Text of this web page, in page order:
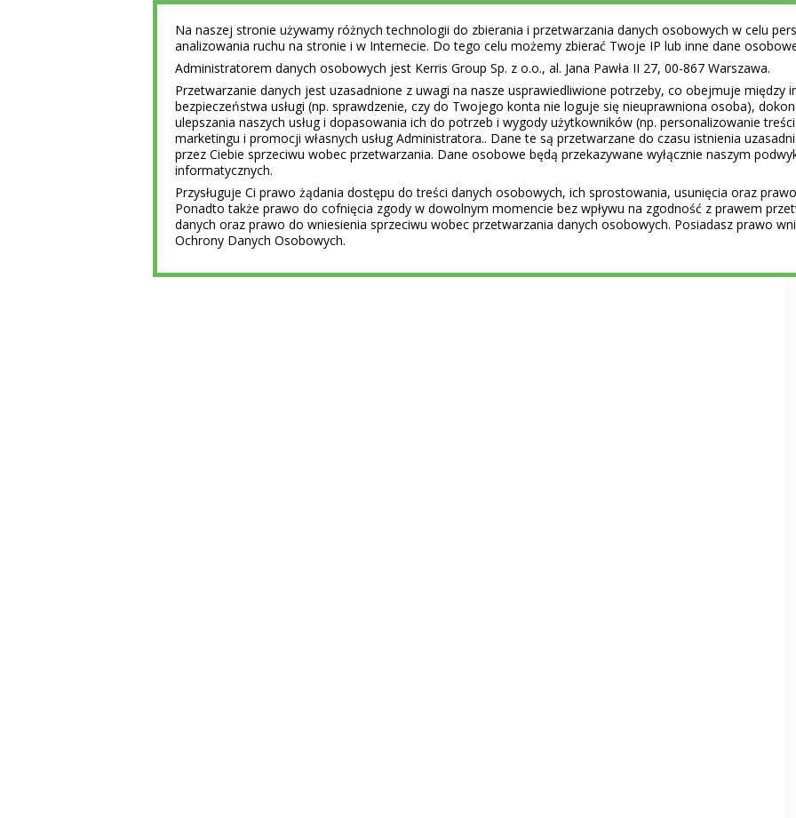
Na naszej stronie używamy różnych technologii do zbierania i przetwarzania danych osobowych w celu
analizowania ruchu na stronie i w Internecie. Do tego celu możemy zbierać Twoje IP lub inne dane
Administratorem danych osobowych jest Kerris Group Sp. z o.o., al. Jana Pawła II 27, 00-867 Warszawa.
Przetwarzanie danych jest uzasadnione z uwagi na nasze usprawiedliwione potrzeby, co obejmuje między
bezpieczeństwa usługi (np. sprawdzenie, czy do Twojego konta nie loguje się nieuprawniona osoba),
ulepszania naszych usług i dopasowania ich do potrzeb i wygody użytkowników (np. personalizowanie
marketingu i promocji własnych usług Administratora.. Dane te są przetwarzane do czasu istnienia
przez Ciebie sprzeciwu wobec przetwarzania. Dane osobowe będą przekazywane wyłącznie naszym
informatycznych.
Przysługuje Ci prawo żądania dostępu do treści danych osobowych, ich sprostowania, usunięcia oraz
Ponadto także prawo do cofnięcia zgody w dowolnym momencie bez wpływu na zgodność z prawem
danych oraz prawo do wniesienia sprzeciwu wobec przetwarzania danych osobowych. Posiadasz prawo
Ochrony Danych Osobowych.